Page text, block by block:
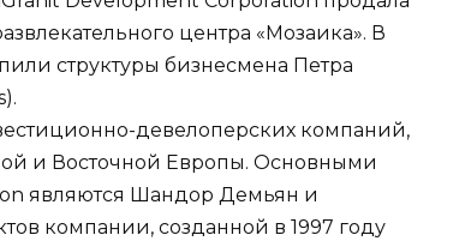
центра «Мозаика». В
структуры бизнесмена Петра
девелоперских компаний,
и Восточной Европы. Основными
являются Шандор Демьян и
компании, созданной в 1997 году